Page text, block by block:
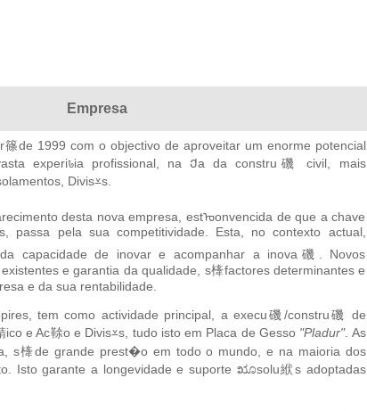
Empresa
de 1999 com o objectivo de aproveitar um enorme potencial
experiꮣia profissional, na Ქa da constru磯 civil, mais
Divis⩡s.
desta nova empresa, estᠣonvencida de que a chave
passa pela sua competitividade. Esta, no contexto actual,
capacidade de inovar e acompanhar a inova磯. Novos
e garantia da qualidade, s㯠factores determinantes e
e da sua rentabilidade.
tem como actividade principal, a execu磯/constru磯 de
ico e Ac䩣o e Divis⩡s, tudo isto em Placa de Gesso "Pladur". As
s㯠de grande prest�o em todo o mundo, e na maioria dos
Isto garante a longevidade e suporte ೠsolu絥s adoptadas